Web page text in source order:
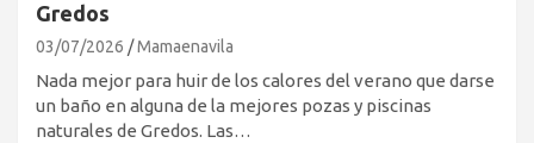
Gredos
03/07/2026 Mamaenavila
Nada mejor para huir de los calores del verano que darse
un baño en alguna de la mejores pozas y piscinas
naturales de Gredos. Las…